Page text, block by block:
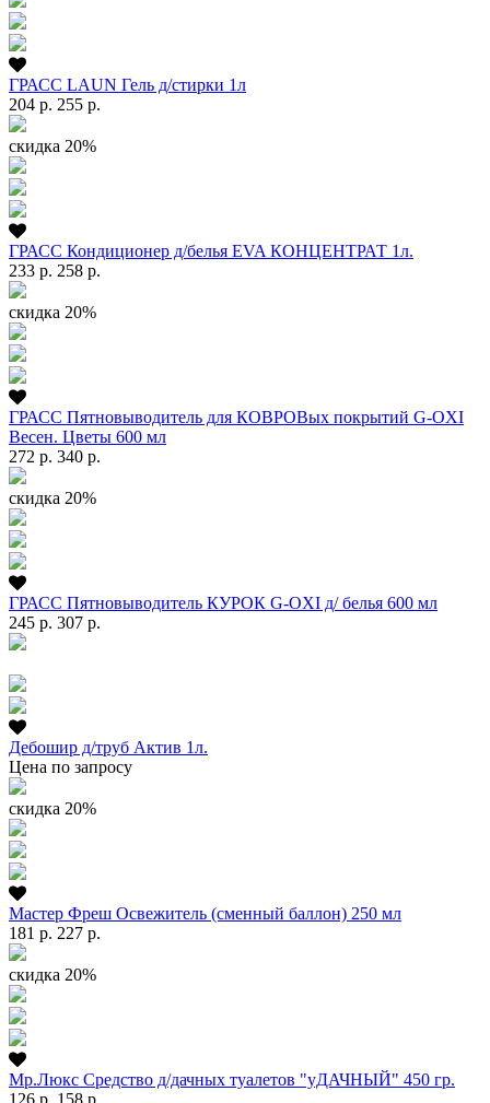
ГРАСС LAUN Гель д/стирки 1л
204 р. 255 р.
скидка 20%
ГРАСС Кондиционер д/белья EVA КОНЦЕНТРАТ 1л.
233 р. 258 р.
скидка 20%
ГРАСС Пятновыводитель для КОВРОВых покрытий G-OXI
Весен. Цветы 600 мл
272 р. 340 р.
скидка 20%
ГРАСС Пятновыводитель КУРОК G-OXI д/ белья 600 мл
245 р. 307 р.
Дебошир д/труб Актив 1л.
Цена по запросу
скидка 20%
Мастер Фреш Освежитель (сменный баллон) 250 мл
181 р. 227 р.
скидка 20%
Мр.Люкс Средство д/дачных туалетов "уДАЧНЫЙ" 450 гр.